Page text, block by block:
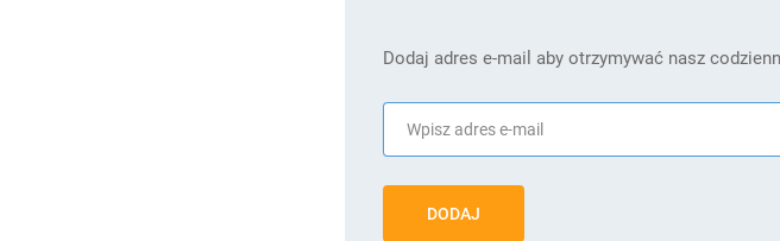
Dodaj adres e-mail aby otrzymywać nasz
DODAJ